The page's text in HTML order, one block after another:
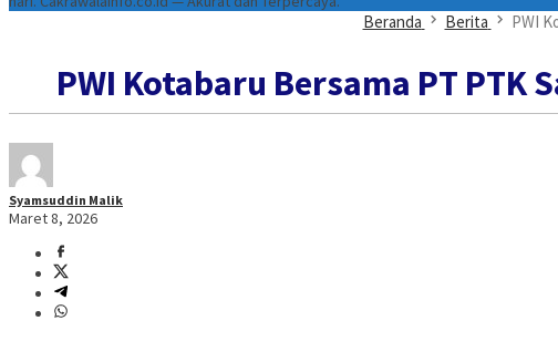
Beranda Berita PWI
PWI Kotabaru Bersama PT
Syamsuddin Malik
Maret 8, 2026